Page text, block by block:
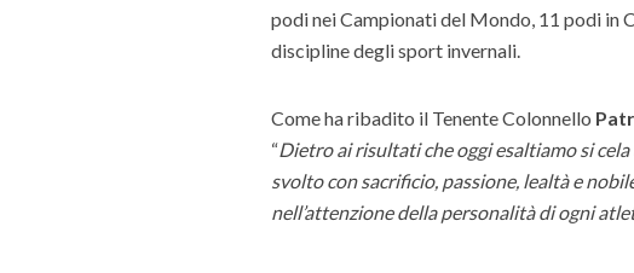
podi nei Campionati del Mondo, 11 podi in
discipline degli sport invernali.
Come ha ribadito il Tenente Colonnello
“Dietro ai risultati che oggi esaltiamo si
svolto con sacrificio, passione, lealtà e
nell’attenzione della personalità di ogni